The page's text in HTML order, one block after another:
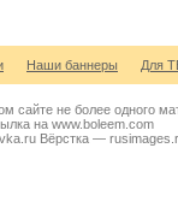
Наши баннеры Для
сайте не более одного
на www.boleem.com
Вёрстка —